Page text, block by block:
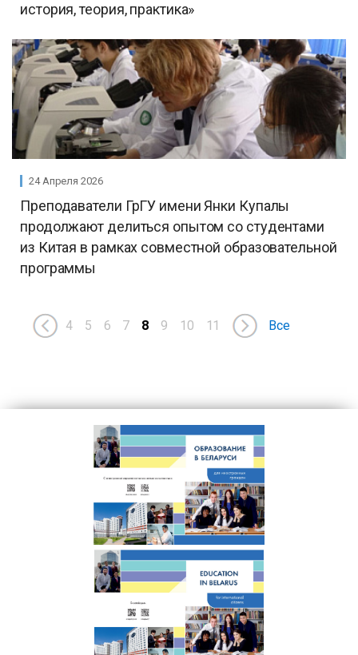
история, теория, практика»
24 Апреля 2026
Преподаватели ГрГУ имени Янки Купалы
продолжают делиться опытом со студентами
из Китая в рамках совместной образовательной
программы
4 5 6 7 8 9 10 11 Все